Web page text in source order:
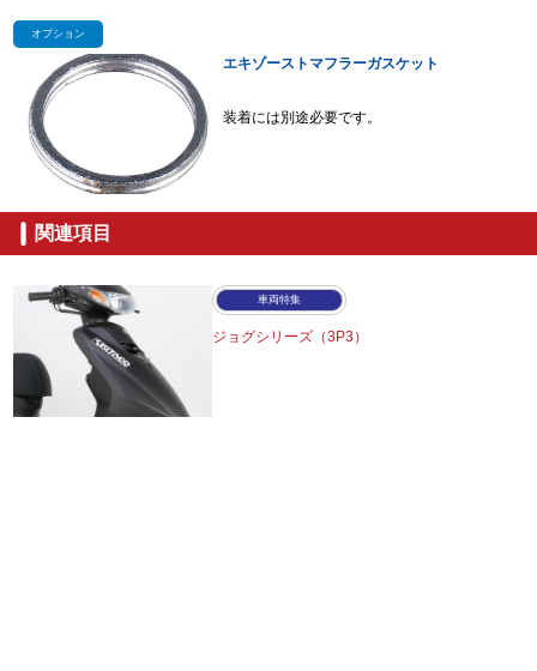
オプション
エキゾーストマフラーガスケット
装着には別途必要です。
関連項目
車両特集
ジョグシリーズ（3P3）